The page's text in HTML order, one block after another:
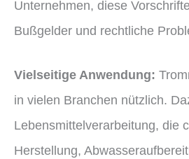
Unternehmen, diese
Bußgelder und rechtliche
Vielseitige Anwendung:
in vielen Branchen nützlich.
Lebensmittelverarbeitung, die
Herstellung,